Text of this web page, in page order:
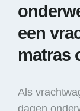
een
matras
Als